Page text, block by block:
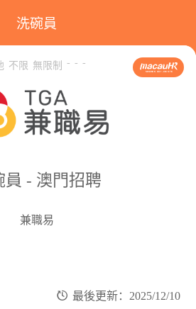
洗碗員
不限 無限制 - - -
員 - 澳門招聘
兼職易
最後更新：2025/12/10